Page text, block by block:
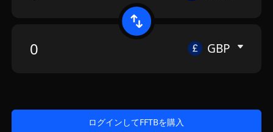
GBP
ログインしてFFTBを購入